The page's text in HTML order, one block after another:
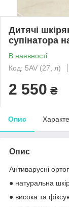
Дитячі
супінатора
В наявності
Код: 5AV (27, л)
2 550 ₴
Опис
Опис
Антиварусні о
● натуральна
● висока та